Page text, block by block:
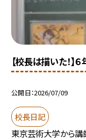
【校長は描いた！】
公開日 2026/07/09
校長日記
東京芸術大学から講